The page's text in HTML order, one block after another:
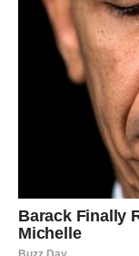
najtežih životnih
obilje konačno